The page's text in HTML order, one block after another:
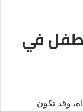
في
وقد تكون